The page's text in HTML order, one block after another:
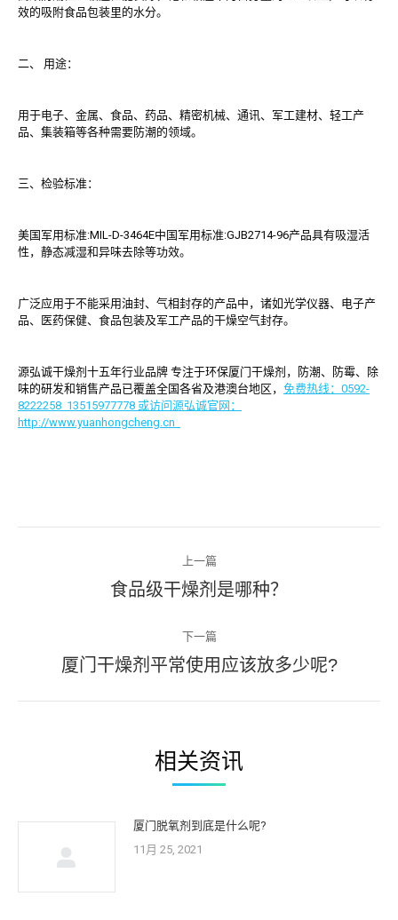
效的吸附食品包装里的水分。
二、 用途：
用于电子、金属、食品、药品、精密机械、通讯、军工建材、轻工产
品、集装箱等各种需要防潮的领域。
三、检验标准：
美国军用标准:MIL-D-3464E中国军用标准:GJB2714-96产品具有吸湿活
性，静态减湿和异味去除等功效。
广泛应用于不能采用油封、气相封存的产品中，诸如光学仪器、电子产
品、医药保健、食品包装及军工产品的干燥空气封存。
源弘诚干燥剂十五年行业品牌 专注于环保厦门干燥剂，防潮、防霉、除
味的研发和销售产品已覆盖全国各省及港澳台地区， 免费热线：0592-
8222258 13515977778 或访问源弘诚官网：
http://www.yuanhongcheng.cn
上一篇
上
一
文
食品级干燥剂是哪种？
下一篇
下
一
厦门干燥剂平常使用应该放多少呢?
相关资讯
厦门脱氧剂到底是什么呢?
11月 25, 2021